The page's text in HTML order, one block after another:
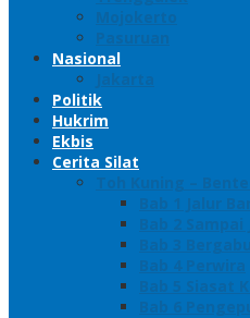
Mojokerto
Pasuruan
Nasional
Jakarta
Politik
Hukrim
Ekbis
Cerita Silat
Toh Kuning –
Bab 1 Jalur
Bab 2 Sampai
Bab 3
Bab 4 Perwira
Bab 5 Siasat
Bab 6